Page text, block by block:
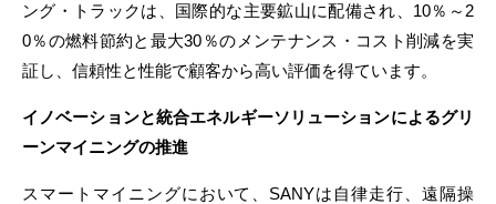
ング・トラックは、国際的な主要鉱山に配備され、10％～2
0％の燃料節約と最大30％のメンテナンス・コスト削減を実
証し、信頼性と性能で顧客から高い評価を得ています。
イノベーションと統合エネルギーソリューションによるグリ
ーンマイニングの推進
スマートマイニングにおいて、SANYは自律走行、遠隔操